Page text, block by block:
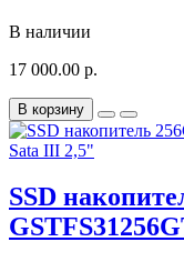
В наличии
17 000.00 р.
В корзину
SSD